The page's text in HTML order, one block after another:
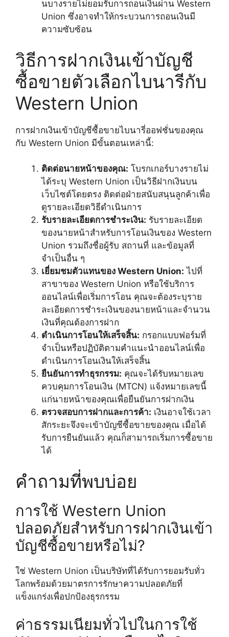
นบางรายไม่ยอมรับการถอนเงินผ่าน Western
Union ซึ่งอาจทำให้กระบวนการถอนเงินมี
ความซับซ้อน
วิธีการฝากเงินเข้าบัญชี
ซื้อขายตัวเลือกไบนารีกับ
Western Union
การฝากเงินเข้าบัญชีซื้อขายไบนารี่ออฟชั่นของคุณ
กับ Western Union มีขั้นตอนเหล่านี้:
ติดต่อนายหน้าของคุณ: โบรกเกอร์บางรายไม่
ได้ระบุ Western Union เป็นวิธีฝากเงินบน
เว็บไซต์โดยตรง ติดต่อฝ่ายสนับสนุนลูกค้าเพื่อ
ดูรายละเอียดวิธีดำเนินการ
รับรายละเอียดการชำระเงิน: รับรายละเอียด
ของนายหน้าสำหรับการโอนเงินของ Western
Union รวมถึงชื่อผู้รับ สถานที่ และข้อมูลที่
จำเป็นอื่น ๆ
เยี่ยมชมตัวแทนของ Western Union: ไปที่
สาขาของ Western Union หรือใช้บริการ
ออนไลน์เพื่อเริ่มการโอน คุณจะต้องระบุราย
ละเอียดการชำระเงินของนายหน้าและจำนวน
เงินที่คุณต้องการฝาก
ดำเนินการโอนให้เสร็จสิ้น: กรอกแบบฟอร์มที่
จำเป็นหรือปฏิบัติตามคำแนะนำออนไลน์เพื่อ
ดำเนินการโอนเงินให้เสร็จสิ้น
ยืนยันการทำธุรกรรม: คุณจะได้รับหมายเลข
ควบคุมการโอนเงิน (MTCN) แจ้งหมายเลขนี้
แก่นายหน้าของคุณเพื่อยืนยันการฝากเงิน
ตรวจสอบการฝากและการค้า: เงินอาจใช้เวลา
สักระยะจึงจะเข้าบัญชีซื้อขายของคุณ เมื่อได้
รับการยืนยันแล้ว คุณก็สามารถเริ่มการซื้อขาย
ได้
คำถามที่พบบ่อย
การใช้ Western Union
ปลอดภัยสำหรับการฝากเงินเข้า
บัญชีซื้อขายหรือไม่?
ใช่ Western Union เป็นบริษัทที่ได้รับการยอมรับทั่ว
โลกพร้อมด้วยมาตรการรักษาความปลอดภัยที่
แข็งแกร่งเพื่อปกป้องธุรกรรม
ค่าธรรมเนียมทั่วไปในการใช้